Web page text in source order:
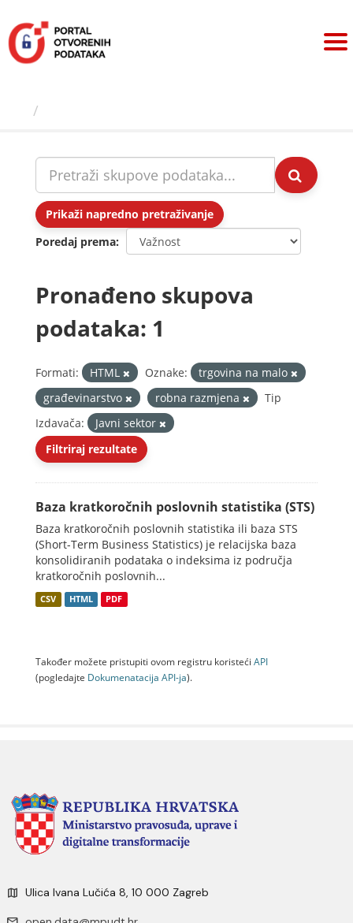
sadržaj
Prikaži napredno pretraživanje
Poredaj prema
Pronađeno skupova
podataka: 1
Formati: HTML Oznake:
trgovina na malo
građevinarstvo
robna razmjena
Tip
Izdavača:
Javni sektor
Filtriraj rezultate
Baza kratkoročnih poslovnih statistika (STS)
Baza kratkoročnih poslovnih statistika ili baza STS
(Short-Term Business Statistics) je relacijska baza
konsolidiranih podataka o indeksima iz područja
kratkoročnih poslovnih...
CSV HTML PDF
Također možete pristupiti ovom registru koristeći API
(pogledajte Dokumenаtаcijа API-jа).